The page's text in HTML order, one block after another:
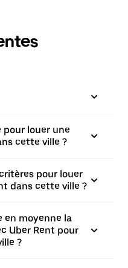
pour louer une
cette ville ?
pour louer
dans cette ville ?
en moyenne la
Uber Rent pour
?